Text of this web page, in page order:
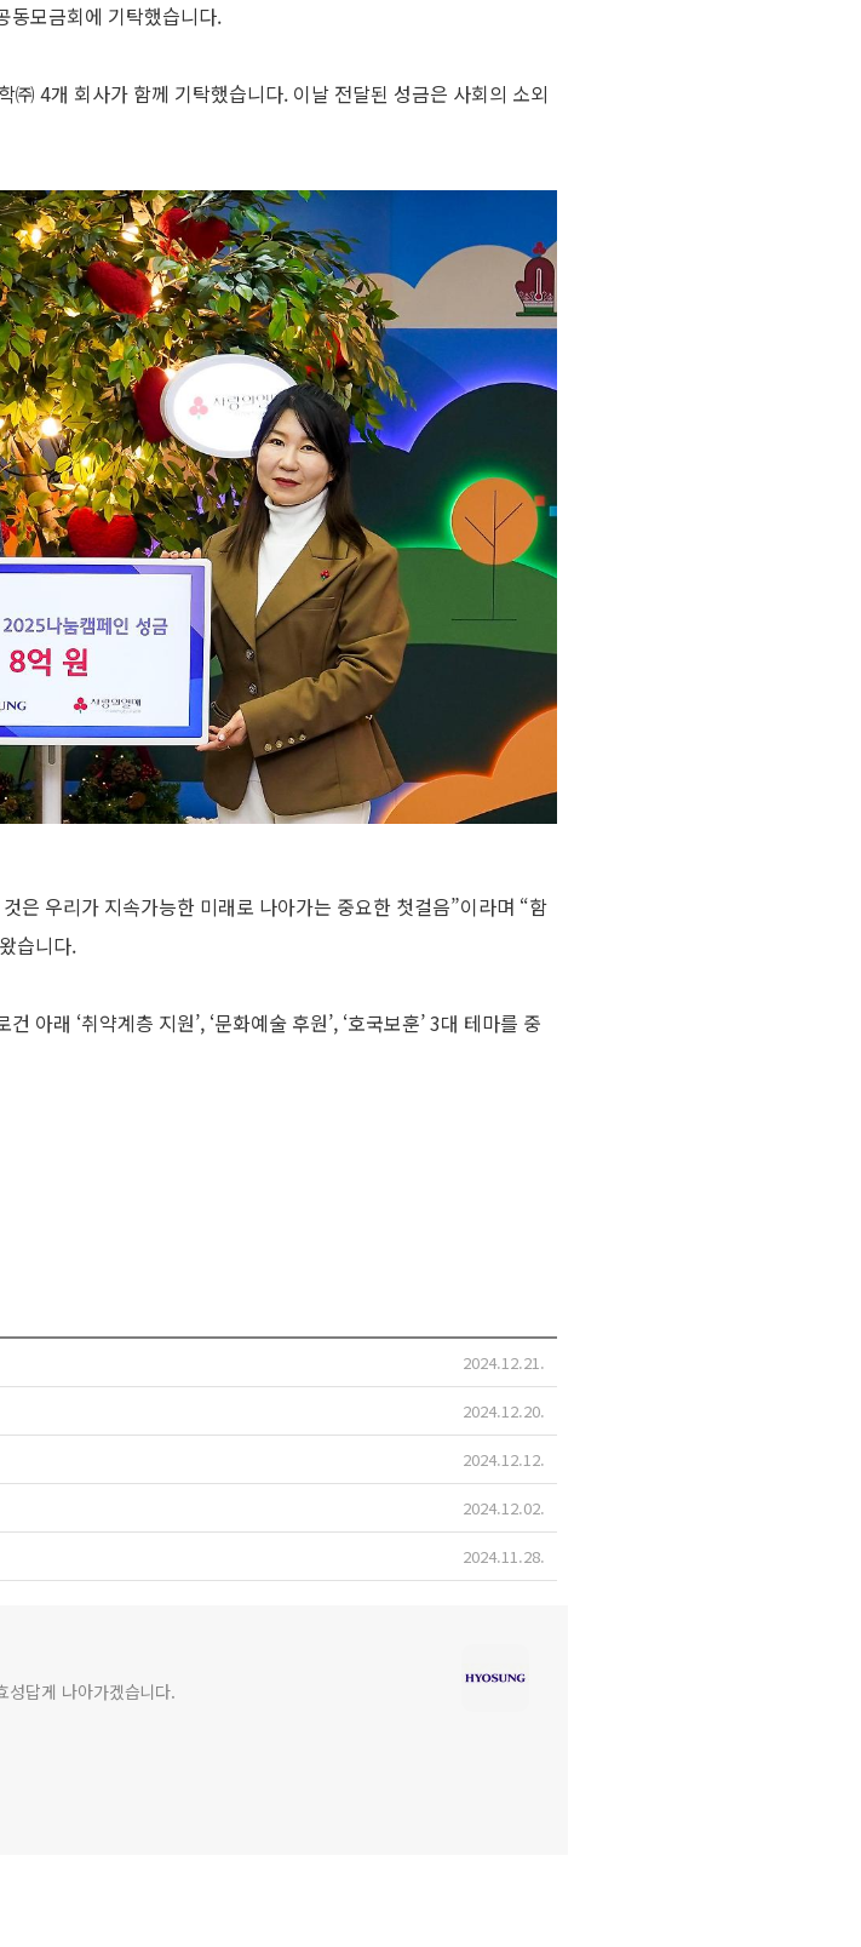
동모금회에 기탁했습니다.
4개 회사가 함께 기탁했습니다. 이날 전달된 성금은 사회의 소외
은 우리가 지속가능한 미래로 나아가는 중요한 첫걸음”이라며 “함
습니다.
아래 ‘취약계층 지원’, ‘문화예술 후원’, ‘호국보훈’ 3대 테마를 중
2024.12.21
2024.12.20
2024.12.12
2024.12.02
2024.11.28
성답게 나아가겠습니다.